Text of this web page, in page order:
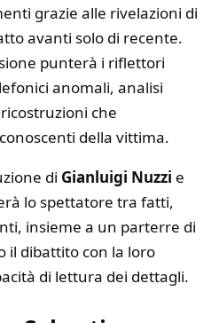
grazie alle rivelazioni di
avanti solo di recente.
punterà i riflettori
anomali, analisi
che
della vittima.
di Gianluigi Nuzzi e
lo spettatore tra fatti,
insieme a un parterre di
il dibattito con la loro
di lettura dei dettagli.